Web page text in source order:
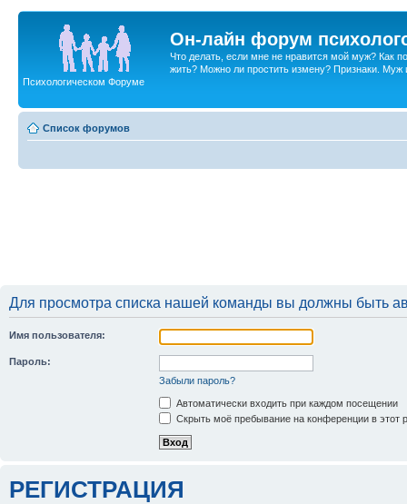
Он-лайн форум
Что делать, если мне не нравится мой муж? Как
жить? Можно ли простить измену? Признаки. Муж
Психологическом Форуме
Список форумов
Для просмотра списка нашей команды вы должны быть
Имя пользователя:
Пароль:
Забыли пароль?
Автоматически входить при каждом посещении
Скрыть моё пребывание на конференции в этот
РЕГИСТРАЦИЯ